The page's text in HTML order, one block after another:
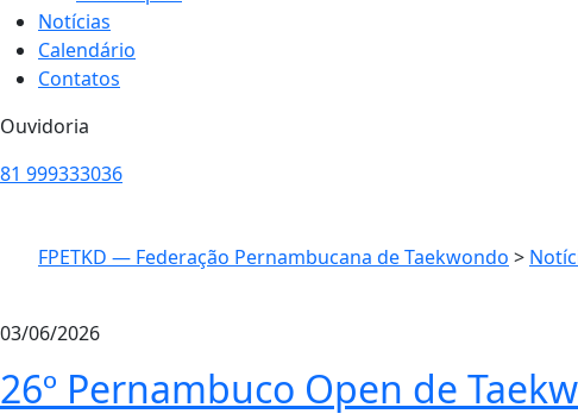
Notícias
Calendário
Contatos
Ouvidoria
81 999333036
FPETKD — Federação Pernambucana de Taekwondo >
03/06/2026
26º Pernambuco Open de